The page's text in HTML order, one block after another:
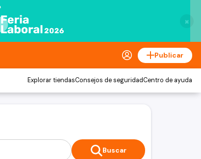
×
Publicar
Explorar tiendasConsejos de seguridadCentro de ayuda
Buscar